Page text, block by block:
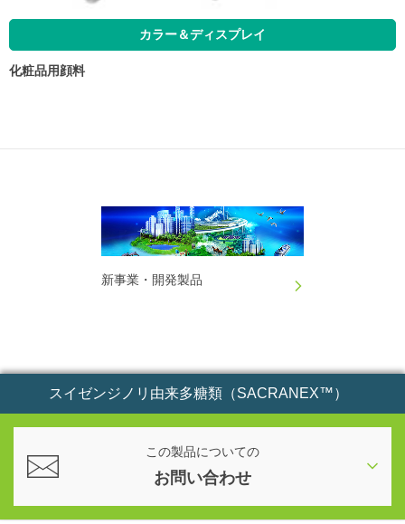
カラー＆ディスプレイ
化粧品用顔料
新事業・開発製品
スイゼンジノリ由来多糖類（SACRANEX™）
この製品についての
お問い合わせ